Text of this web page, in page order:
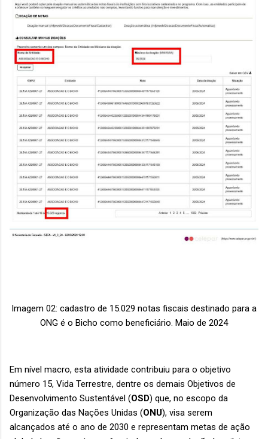
Imagem 02: cadastro de 15.029 notas fiscais destinado para a
ONG é o Bicho como beneficiário. Maio de 2024
Em nível macro, esta atividade contribuiu para o objetivo
número 15, Vida Terrestre, dentre os demais Objetivos de
Desenvolvimento Sustentável (OSD) que, no escopo da
Organização das Nações Unidas (ONU), visa serem
alcançados até o ano de 2030 e representam metas de ação